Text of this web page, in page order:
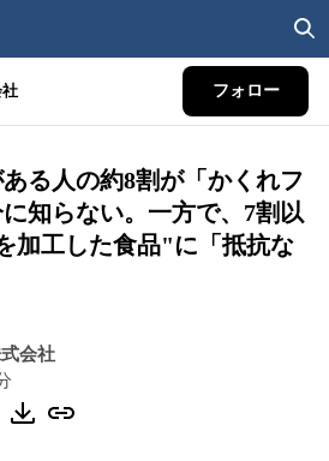
フォロー
る人の約8割が「かくれフ
知らない。一方で、7割以
加工した食品"に「抵抗な
会社